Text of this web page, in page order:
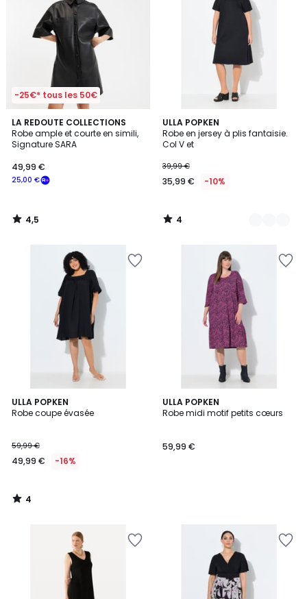
-25€* tous les 50€
LA REDOUTE COLLECTIONS
Robe ample et courte en simili,
Signature SARA
25,00 €
49,99 €
4,5
/ 5
4,5
/
ULLA POPKEN
Robe en jersey à plis fantaisie.
Col V et
39,99 €
35,99 € -10%
4
/
5
2
Couleurs
4
/
ULLA POPKEN
Robe coupe évasée
59,99 €
49,99 € -16%
4
/
4
/
ULLA POPKEN
Robe midi motif petits cœurs
59,99 €